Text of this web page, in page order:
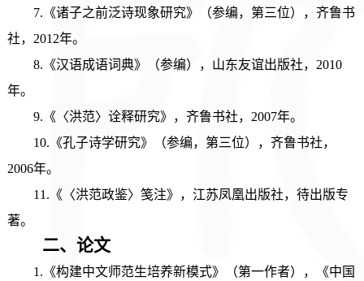
7.《诸子之前泛诗现象研究》（参编，第三位），齐鲁书
社，2012年。
8.《汉语成语词典》（参编），山东友谊出版社，2010
年。
9.《〈洪范〉诠释研究》，齐鲁书社，2007年。
10.《孔子诗学研究》（参编，第三位），齐鲁书社，
2006年。
11.《〈洪范政鉴〉笺注》，江苏凤凰出版社，待出版专
著。
二、 论文
1.《构建中文师范生培养新模式》（第一作者），《中国